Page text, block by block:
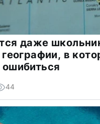
даже
географии, в
44